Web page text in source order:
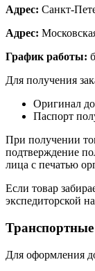
Адрес: Санкт-
Адрес:
График работы:
Для получения
Оригинал
Паспорт
При получении
подтверждение
лица с печатью
Если товар
экспедиторской
Для оформления